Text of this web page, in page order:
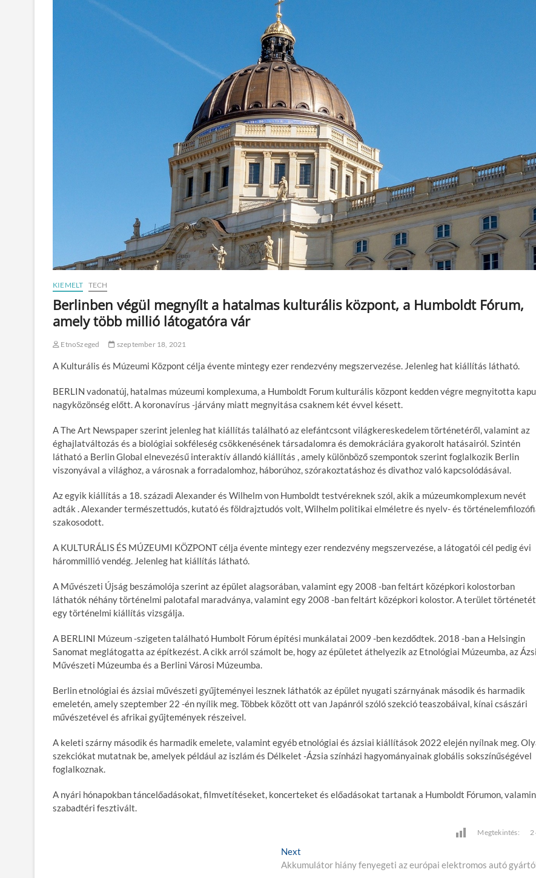
KIEMELT TECH
Berlinben végül megnyílt a hatalmas kulturális központ, a Humboldt Fórum,
amely több millió látogatóra vár
EtnoSzeged szeptember 18, 2021
A Kulturális és Múzeumi Központ célja évente mintegy ezer rendezvény megszervezése. Jelenleg hat kiállítás látható.
BERLIN vadonatúj, hatalmas múzeumi komplexuma, a Humboldt Forum kulturális központ kedden végre megnyitotta
nagyközönség előtt. A koronavírus -járvány miatt megnyitása csaknem két évvel késett.
A The Art Newspaper szerint jelenleg hat kiállítás található az elefántcsont világkereskedelem történetéről, valamint az
éghajlatváltozás és a biológiai sokféleség csökkenésének társadalomra és demokráciára gyakorolt ​​hatásairól. Szintén
látható a Berlin Global elnevezésű interaktív állandó kiállítás , amely különböző szempontok szerint foglalkozik Berlin
viszonyával a világhoz, a városnak a forradalomhoz, háborúhoz, szórakoztatáshoz és divathoz való kapcsolódásával.
Az egyik kiállítás a 18. századi Alexander és Wilhelm von Humboldt testvéreknek szól, akik a múzeumkomplexum nevét
adták . Alexander természettudós, kutató és földrajztudós volt, Wilhelm politikai elméletre és nyelv- és
szakosodott.
A KULTURÁLIS ÉS MÚZEUMI KÖZPONTcélja évente mintegy ezer rendezvény megszervezése, a látogatói cél pedig évi
hárommillió vendég. Jelenleg hat kiállítás látható.
A Művészeti Újság beszámolója szerint az épület alagsorában, valamint egy 2008 -ban feltárt középkori kolostorban
láthatók néhány történelmi palotafal maradványa, valamint egy 2008 -ban feltárt középkori kolostor. A terület történetét
egy történelmi kiállítás vizsgálja.
A BERLINI Múzeum -szigeten található Humbolt Fórum építési munkálatai 2009 -ben kezdődtek. 2018 -ban a Helsingin
Sanomat meglátogatta az építkezést. A cikk arról számolt be, hogy az épületet áthelyezik az Etnológiai Múzeumba, az
Művészeti Múzeumba és a Berlini Városi Múzeumba.
Berlin etnológiai és ázsiai művészeti gyűjteményei lesznek láthatók az épület nyugati szárnyának második és harmadik
emeletén, amely szeptember 22 -én nyílik meg. Többek között ott van Japánról szóló szekció teaszobáival, kínai császári
művészetével és afrikai gyűjtemények részeivel.
A keleti szárny második és harmadik emelete, valamint egyéb etnológiai és ázsiai kiállítások 2022 elején nyílnak meg.
szekciókat mutatnak be, amelyek például az iszlám és Délkelet -Ázsia színházi hagyományainak globális sokszínűségével
foglalkoznak.
A nyári hónapokban táncelőadásokat, filmvetítéseket, koncerteket és előadásokat tartanak a Humboldt Fórumon,
szabadtéri fesztivált.
Megtekintés: 2
Next
e
Akkumulátor hiány fenyegeti az európai elektromos autó